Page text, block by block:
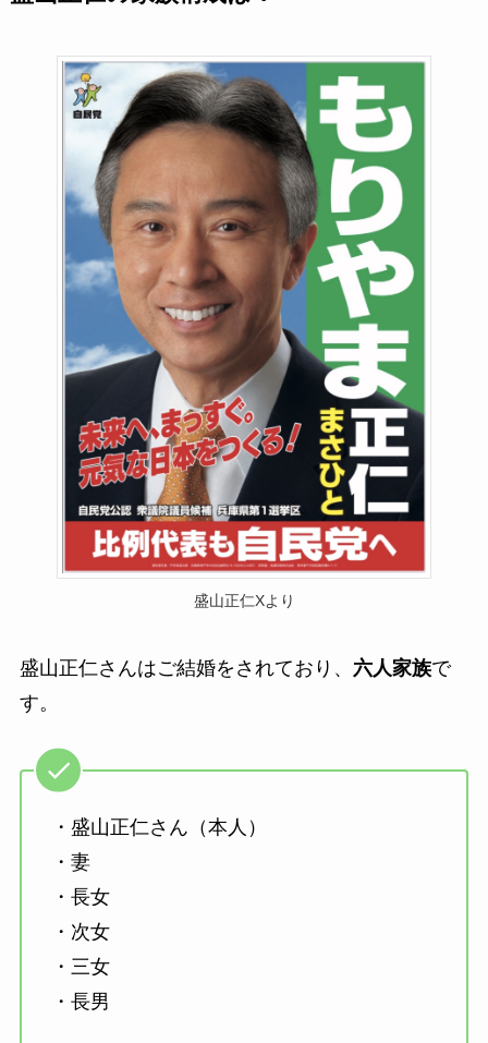
盛山正仁Xより
盛山正仁さんはご結婚をされており、 六人家族で
す。
・盛山正仁さん（本人）
・妻
・長女
・次女
・三女
・長男